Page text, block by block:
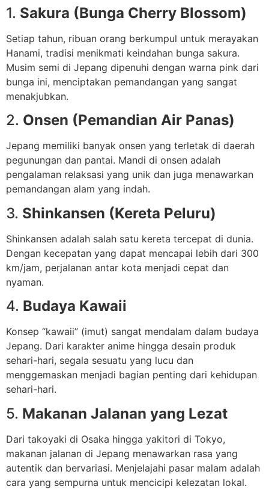
1. Sakura (Bunga Cherry Blossom)
Setiap tahun, ribuan orang berkumpul untuk merayakan
Hanami, tradisi menikmati keindahan bunga sakura.
Musim semi di Jepang dipenuhi dengan warna pink dari
bunga ini, menciptakan pemandangan yang sangat
menakjubkan.
2. Onsen (Pemandian Air Panas)
Jepang memiliki banyak onsen yang terletak di daerah
pegunungan dan pantai. Mandi di onsen adalah
pengalaman relaksasi yang unik dan juga menawarkan
pemandangan alam yang indah.
3. Shinkansen (Kereta Peluru)
Shinkansen adalah salah satu kereta tercepat di dunia.
Dengan kecepatan yang dapat mencapai lebih dari 300
km/jam, perjalanan antar kota menjadi cepat dan
nyaman.
4. Budaya Kawaii
Konsep “kawaii” (imut) sangat mendalam dalam budaya
Jepang. Dari karakter anime hingga desain produk
sehari-hari, segala sesuatu yang lucu dan
menggemaskan menjadi bagian penting dari kehidupan
sehari-hari.
5. Makanan Jalanan yang Lezat
Dari takoyaki di Osaka hingga yakitori di Tokyo,
makanan jalanan di Jepang menawarkan rasa yang
autentik dan bervariasi. Menjelajahi pasar malam adalah
cara yang sempurna untuk mencicipi kelezatan lokal.